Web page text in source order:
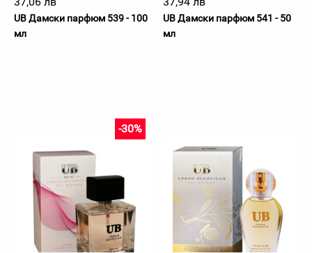
UB Дамски парфюм 539 - 100
мл
UB Дамски парфюм 541 - 50
мл
-30%